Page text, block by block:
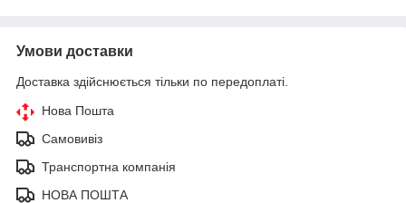
Умови доставки
Доставка здійснюється тільки по передоплаті.
Нова Пошта
Самовивіз
Транспортна компанія
НОВА ПОШТА